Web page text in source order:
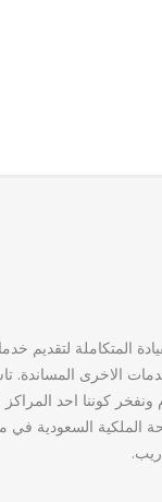
المتكاملة لتقديم
الاخرى
07/10م ونفخر كوننا احد
الملكية السعودية في